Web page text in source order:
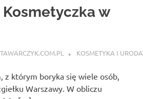
w
KOSMETYKA I URODA
z którym boryka się wiele osób,
Warszawy. W obliczu